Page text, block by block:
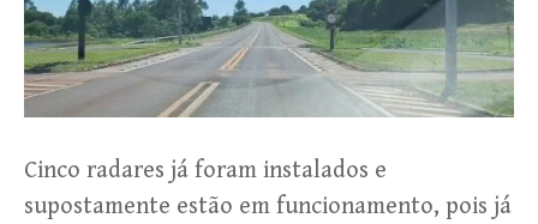
Cinco radares já foram instalados e
supostamente estão em funcionamento, pois já